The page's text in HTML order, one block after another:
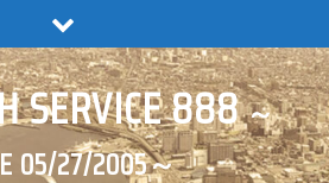
SERVICE 888